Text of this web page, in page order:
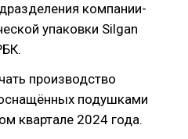
компании-
упаковки Silgan
производство
подушками
квартале 2024 года.